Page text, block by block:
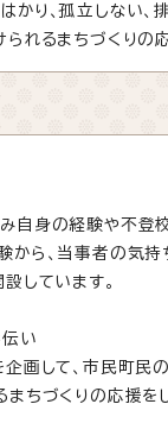
かり、孤立しない、
られるまちづくりの
自身の経験や不登
から、当事者の気持
しています。
伝い
企画して、市民町民
まちづくりの応援を